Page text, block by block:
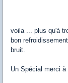
voila ... plus qu'à
bon
bruit.
Un Spécial merci à